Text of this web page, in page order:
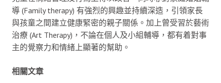
導 (Family therapy) 有強烈的興趣並持續深造，引領家長
與孩童之間建立健康緊密的親子關係。加上曾受習於藝術
治療 (Art Therapy)，不論在個人及小組輔導，都有着對事
主的覺察力和情緒上顯著的幫助。
相關文章